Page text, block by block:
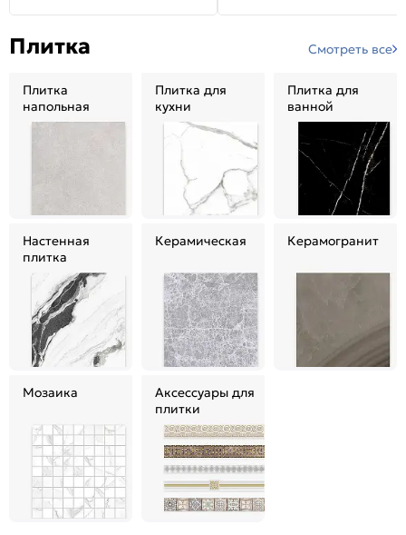
Плитка Смотреть все
Плитка
напольная
Плитка для
кухни
Плитка для
ванной
Настенная
плитка
Керамическая Керамогранит
Мозаика
Аксессуары для
плитки